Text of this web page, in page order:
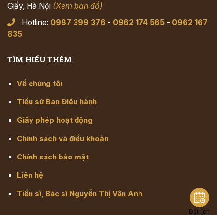
Giấy, Hà Nội (Xem bản đồ)
Hotline: 0987 399 376 - 0962 174 565 - 0962 167
835
TÌM HIỂU THÊM
Về chúng tôi
Tiểu sử Ban Điều hành
Giấy phép hoạt động
Chính sách và điều khoản
Chính sách bảo mật
Liên hệ
Tiến sĩ, Bác sĩ Nguyễn Thị Vân Anh
Đặt lịch